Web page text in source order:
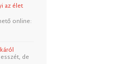
az élet
online:
de